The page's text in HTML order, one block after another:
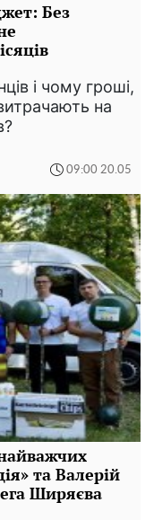
Без
і чому гроші,
на
09:00 20.05
та Валерій
Ширяєва